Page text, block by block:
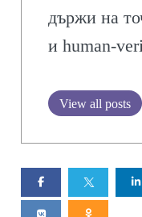
държи на
и human-
View all posts